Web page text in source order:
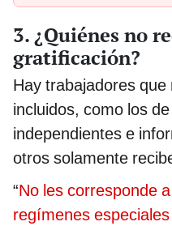
3. ¿Quiénes no
gratificación?
Hay trabajadores
incluidos, como los
independientes e
otros solamente
“No les corresponde
regímenes